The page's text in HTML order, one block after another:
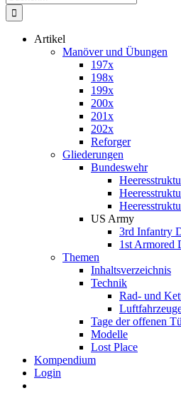
nach:
Artikel
Manöver und Übungen
197x
198x
199x
200x
201x
202x
Reforger
Gliederungen
Bundeswehr
US Army
3rd Infantry
1st Armored
Themen
Inhaltsverzeichnis
Technik
Rad- und
Tage der offenen
Modelle
Lost Place
Kompendium
Login